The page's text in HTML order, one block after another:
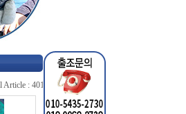
Article : 401